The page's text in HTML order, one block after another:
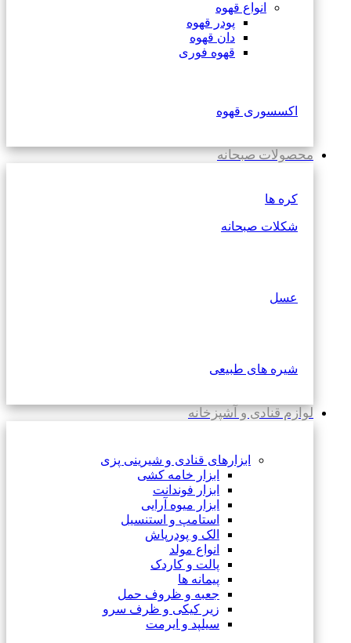
انواع قهوه
پودر قهوه
دان قهوه
قهوه فوری
اکسسوری قهوه
محصولات صبحانه
کره ها
شکلات صبحانه
عسل
شیره های طبیعی
لوازم قنادی و آشپزخانه
ابزارهای قنادی و شیرینی پزی
ابزار خامه کشی
ابزار فوندانت
ابزار میوه آرایی
استامپ و استنسیل
الک و پودرپاش
انواع مولد
پالت و کاردک
پیمانه ها
جعبه و ظروف حمل
زیر کیکی و ظرف سرو
سیلپد و ایرمت